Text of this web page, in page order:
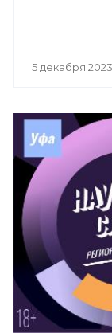
5 декабря 2023